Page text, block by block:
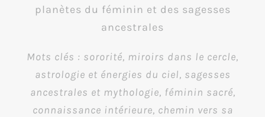
planètes du féminin et des sagesses
ancestrales
Mots clés : sororité, miroirs dans le cercle,
astrologie et énergies du ciel, sagesses
ancestrales et mythologie, féminin sacré,
connaissance intérieure, chemin vers sa